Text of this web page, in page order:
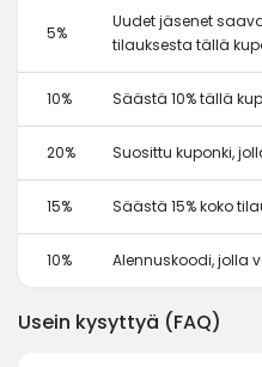
5%
Uudet jäsenet
tilauksesta tällä
10% Säästä 10% tällä
20% Suosittu kuponki,
15% Säästä 15% koko
10% Alennuskoodi, jolla
Usein kysyttyä (FAQ)